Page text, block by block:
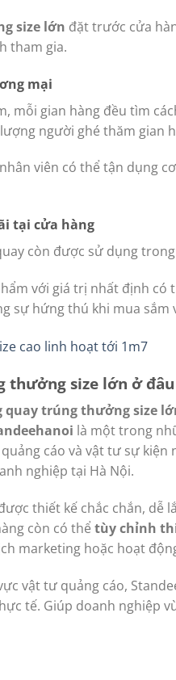
size lớn đặt trước cửa
tham gia.
mại
mỗi gian hàng đều tìm
người ghé thăm gian
viên có thể tận dụng
tại cửa hàng
còn được sử dụng
với giá trị nhất định
sự hứng thú khi mua
thưởng size lớn ở
quay trúng thưởng size
là một trong
cáo và vật tư sự
nghiệp tại Hà Nội.
thiết kế chắc chắn, dễ
còn có thểtùy chỉnh
marketing hoặc hoạt
vật tư quảng cáo,
tế. Giúp doanh nghiệp